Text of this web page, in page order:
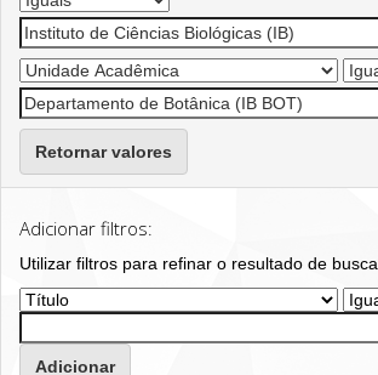
Retornar valores
Adicionar filtros:
Utilizar filtros para refinar o resultado de busca.